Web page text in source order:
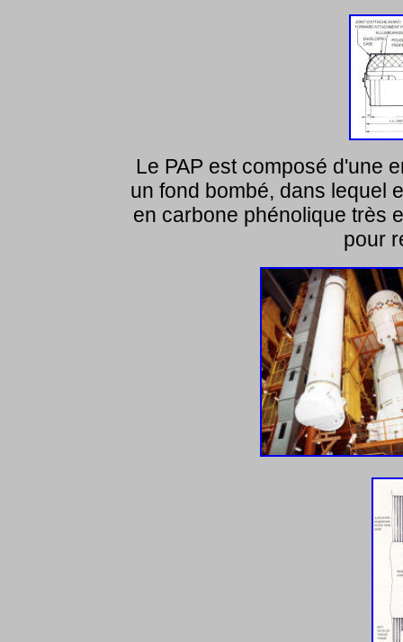
Le PAP est composé d'une
un fond bombé, dans lequel
en carbone phénolique très
pour